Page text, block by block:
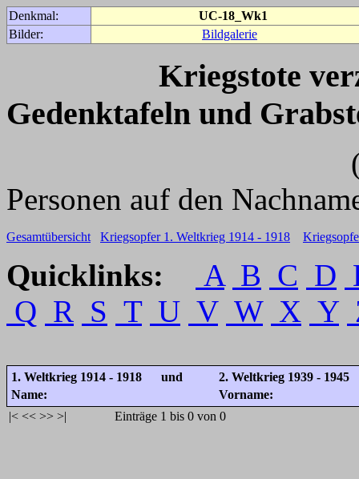
Denkmal:
UC-18_Wk1
Bilder:
Bildgalerie
Kriegstote
Gedenktafeln und
(Für weitere
Personen auf den
Gesamtübersicht Kriegsopfer 1. Weltkrieg 1914 - 1918
Quicklinks: A B C D
Q R S T U V W X Y
1. Weltkrieg 1914 - 1918 und
2. Weltkrieg 1939 - 1945
Name:
Vorname:
|< << >> >| Einträge 1 bis 0 von 0